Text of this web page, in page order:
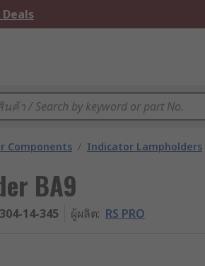
Components / Indicator Lampholders
BA9
304-14-345 ผู้ผลิต: RS PRO